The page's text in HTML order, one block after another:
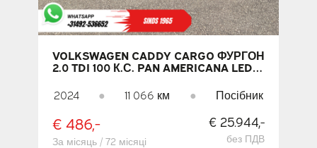
VOLKSWAGEN CADDY CARGO ФУРГОН
2.0 TDI 100 К.С. PAN AMERICANA LED /
COCKPIT / CARPLAY / КАМЕРА / PDC /
КРУЇЗ-КОНТРОЛЬ / КОНДИЦІОНЕР
2024 ● 11 066 км ● Посібник
€ 486,-
За місяць / 72 місяці
€ 25.944,-
без ПДВ